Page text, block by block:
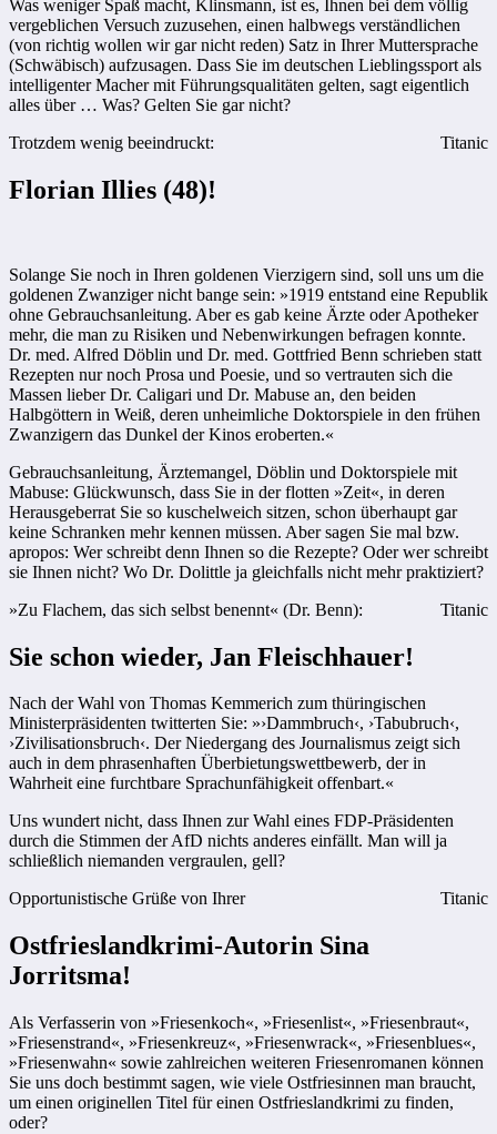
Was weniger Spaß macht, Klinsmann, ist es, Ihnen bei dem völlig
vergeblichen Versuch zuzusehen, einen halbwegs verständlichen
(von richtig wollen wir gar nicht reden) Satz in Ihrer Muttersprache
(Schwäbisch) aufzusagen. Dass Sie im deutschen Lieblingssport als
intelligenter Macher mit Führungsqualitäten gelten, sagt eigentlich
alles über … Was? Gelten Sie gar nicht?
Trotzdem wenig beeindruckt:
Titanic
Florian Illies (48)!
Solange Sie noch in Ihren goldenen Vierzigern sind, soll uns um die
goldenen Zwanziger nicht bange sein: »1919 entstand eine Republik
ohne Gebrauchsanleitung. Aber es gab keine Ärzte oder Apotheker
mehr, die man zu Risiken und Nebenwirkungen befragen konnte.
Dr. med. Alfred Döblin und Dr. med. Gottfried Benn schrieben statt
Rezepten nur noch Prosa und Poesie, und so vertrauten sich die
Massen lieber Dr. Caligari und Dr. Mabuse an, den beiden
Halbgöttern in Weiß, deren unheimliche Doktorspiele in den frühen
Zwanzigern das Dunkel der Kinos eroberten.«
Gebrauchsanleitung, Ärztemangel, Döblin und Doktorspiele mit
Mabuse: Glückwunsch, dass Sie in der flotten »Zeit«, in deren
Herausgeberrat Sie so kuschelweich sitzen, schon überhaupt gar
keine Schranken mehr kennen müssen. Aber sagen Sie mal bzw.
apropos: Wer schreibt denn Ihnen so die Rezepte? Oder wer schreibt
sie Ihnen nicht? Wo Dr. Dolittle ja gleichfalls nicht mehr praktiziert?
»Zu Flachem, das sich selbst benennt« (Dr. Benn):
Titanic
Sie schon wieder, Jan Fleischhauer!
Nach der Wahl von Thomas Kemmerich zum thüringischen
Ministerpräsidenten twitterten Sie: »›Dammbruch‹, ›Tabubruch‹,
›Zivilisationsbruch‹. Der Niedergang des Journalismus zeigt sich
auch in dem phrasenhaften Überbietungswettbewerb, der in
Wahrheit eine furchtbare Sprachunfähigkeit offenbart.«
Uns wundert nicht, dass Ihnen zur Wahl eines FDP-Präsidenten
durch die Stimmen der AfD nichts anderes einfällt. Man will ja
schließlich niemanden vergraulen, gell?
Opportunistische Grüße von Ihrer
Titanic
Ostfrieslandkrimi-Autorin Sina
Jorritsma!
Als Verfasserin von »Friesenkoch«, »Friesenlist«, »Friesenbraut«,
»Friesenstrand«, »Friesenkreuz«, »Friesenwrack«, »Friesenblues«,
»Friesenwahn« sowie zahlreichen weiteren Friesenromanen können
Sie uns doch bestimmt sagen, wie viele Ostfriesinnen man braucht,
um einen originellen Titel für einen Ostfrieslandkrimi zu finden,
oder?